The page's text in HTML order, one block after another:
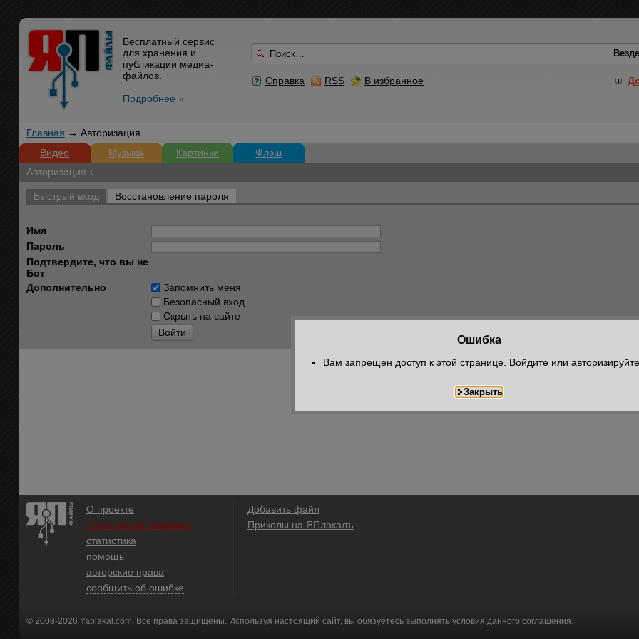
Справка RSS В избранное
Бесплатный сервис
для хранения и
публикации медиа-
файлов.
Подробнее »
Главная → Авторизация
Видео
Музыка Картинки
Флэш
Авторизация ↓
Быстрый вход Восстановление пароля
Имя
Пароль
Подтвердите, что вы не
Бот
Дополнительно
Запомнить меня
Безопасный вход
Скрыть на сайте
Войти
О проекте
размещение рекламы
статистика
помощь
авторские права
сообщить об ошибке
Добавить файл
Приколы на ЯПлакалъ
© 2008-2026 Yaplakal.com. Все права защищены. Используя настоящий сайт, вы обязуетесь выполнять условия данного соглашения.
Ошибка
Вам запрещен доступ к этой странице. Войдите или